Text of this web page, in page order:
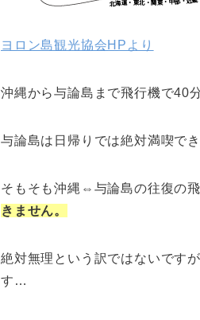
ヨロン島観光協会HPより
沖縄から与論島まで飛行機で40
与論島は日帰りでは絶対満喫でき
そもそも沖縄⇔与論島の往復の
きません。
絶対無理という訳ではないです
す…